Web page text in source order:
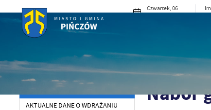
Czwartek, 06
Powróć do: AKTUALNOŚCI Strona główna Dla
CZYSTE POWIETRZE
AKTUALNE DANE O WDRAŻANIU
Nabór